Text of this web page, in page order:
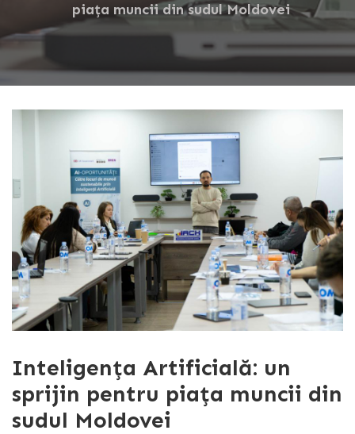
piața muncii din sudul Moldovei
Inteligența Artificială: un
sprijin pentru piața muncii din
sudul Moldovei